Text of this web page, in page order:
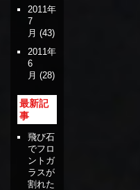
2011年
7
月 (43)
2011年
6
月 (28)
最新記
事
飛び石
でフロ
ントガ
ラスが
割れた